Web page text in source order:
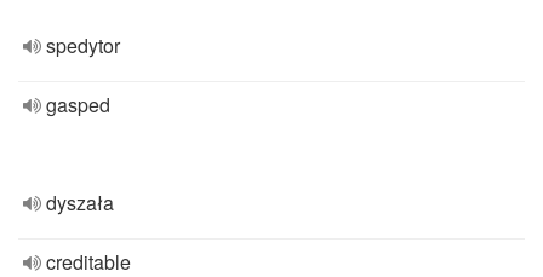
spedytor
gasped
dyszała
creditable